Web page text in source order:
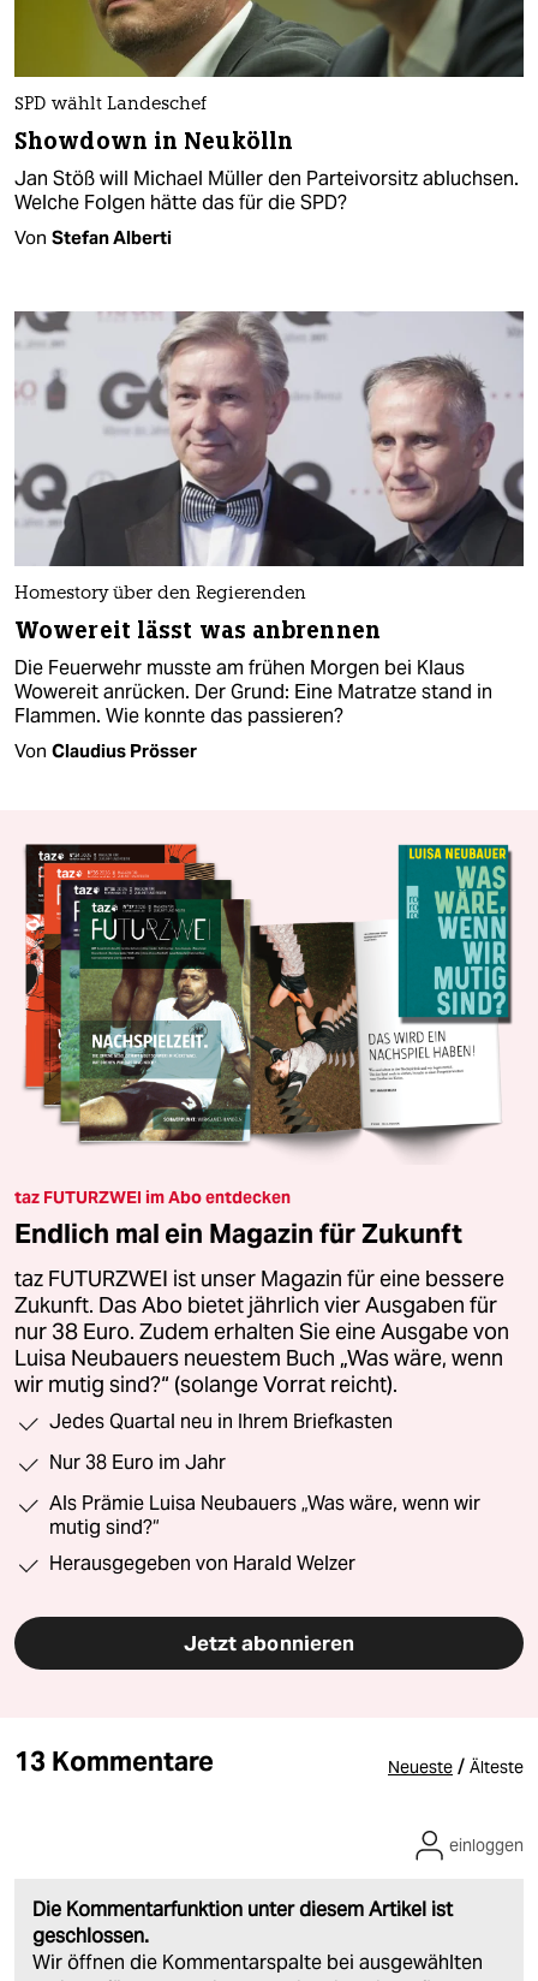
SPD wählt Landeschef
Showdown in Neukölln
Jan Stöß will Michael Müller den Parteivorsitz abluchsen.
Welche Folgen hätte das für die SPD?
Von Stefan Alberti
Homestory über den Regierenden
Wowereit lässt was anbrennen
Die Feuerwehr musste am frühen Morgen bei Klaus
Wowereit anrücken. Der Grund: Eine Matratze stand in
Flammen. Wie konnte das passieren?
Von Claudius Prösser
taz FUTURZWEI im Abo entdecken
Endlich mal ein Magazin für Zukunft
taz FUTURZWEI ist unser Magazin für eine bessere
Zukunft. Das Abo bietet jährlich vier Ausgaben für
nur 38 Euro. Zudem erhalten Sie eine Ausgabe von
Luisa Neubauers neuestem Buch „Was wäre, wenn
wir mutig sind?“ (solange Vorrat reicht).
Jedes Quartal neu in Ihrem Briefkasten
Nur 38 Euro im Jahr
Als Prämie Luisa Neubauers „Was wäre, wenn wir
mutig sind?“
Herausgegeben von Harald Welzer
Jetzt abonnieren
13 Kommentare Neueste / Älteste
Die Kommentarfunktion unter diesem Artikel ist
geschlossen.
Wir öffnen die Kommentarspalte bei ausgewählten
einloggen